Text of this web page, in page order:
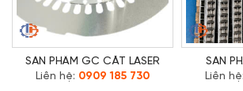
SẢN PHẨM GC CẮT LASER
Liên hệ: 0909 185 730
SẢN
Liên hệ: